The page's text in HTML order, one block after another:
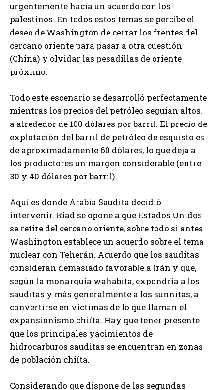
urgentemente hacia un acuerdo con los
palestinos. En todos estos temas se percibe el
deseo de Washington de cerrar los frentes del
cercano oriente para pasar a otra cuestión
(China) y olvidar las pesadillas de oriente
próximo.
Todo este escenario se desarrolló perfectamente
mientras los precios del petróleo seguían altos,
a alrededor de 100 dólares por barril. El precio de
explotación del barril de petróleo de esquisto es
de aproximadamente 60 dólares, lo que deja a
los productores un margen considerable (entre
30 y 40 dólares por barril).
Aquí es donde Arabia Saudita decidió
intervenir. Riad se opone a que Estados Unidos
se retire del cercano oriente, sobre todo si antes
Washington establece un acuerdo sobre el tema
nuclear con Teherán. Acuerdo que los sauditas
consideran demasiado favorable a Irán y que,
según la monarquía wahabita, expondría a los
sauditas y más generalmente a los sunnitas, a
convertirse en víctimas de lo que llaman el
expansionismo chiíta. Hay que tener presente
que los principales yacimientos de
hidrocarburos sauditas se encuentran en zonas
de población chiíta.
Considerando que dispone de las segundas